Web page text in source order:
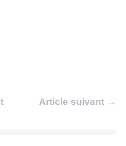
Article suivant →